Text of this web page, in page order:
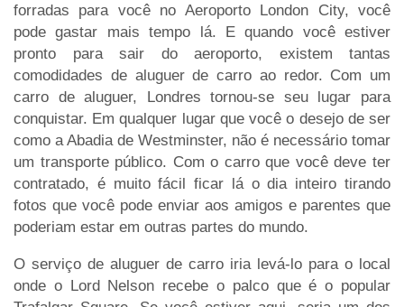
forradas para você no Aeroporto London City, você
pode gastar mais tempo lá. E quando você estiver
pronto para sair do aeroporto, existem tantas
comodidades de aluguer de carro ao redor. Com um
carro de aluguer, Londres tornou-se seu lugar para
conquistar. Em qualquer lugar que você o desejo de ser
como a Abadia de Westminster, não é necessário tomar
um transporte público. Com o carro que você deve ter
contratado, é muito fácil ficar lá o dia inteiro tirando
fotos que você pode enviar aos amigos e parentes que
poderiam estar em outras partes do mundo.
O serviço de aluguer de carro iria levá-lo para o local
onde o Lord Nelson recebe o palco que é o popular